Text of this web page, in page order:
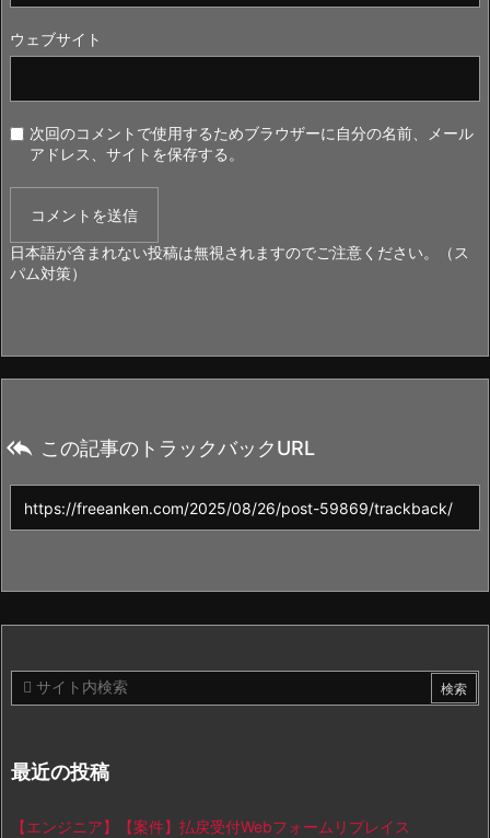
ウェブサイト
次回のコメントで使用するためブラウザーに自分の名前、メール
アドレス、サイトを保存する。
日本語が含まれない投稿は無視されますのでご注意ください。（ス
パム対策）
 この記事のトラックバックURL
最近の投稿
【エンジニア】【案件】払戻受付Webフォームリプレイス